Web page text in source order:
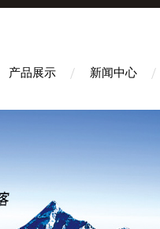
产品展示 新闻中心